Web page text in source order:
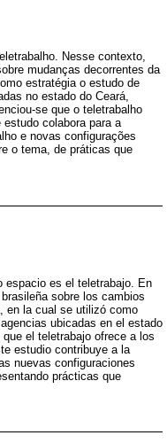
Nesse contexto,
mudanças decorrentes da
estratégia o estudo de
no estado do Ceará,
se que o teletrabalho
colabora para a
e novas configurações
o tema, de práticas que
espacio es el teletrabajo. En
sobre los cambios
en la cual se utilizó como
ubicadas en el estado
el teletrabajo ofrece a los
estudio contribuye a la
nuevas configuraciones
prácticas que